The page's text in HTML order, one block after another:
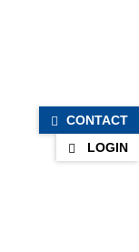
CONTACT
LOGIN